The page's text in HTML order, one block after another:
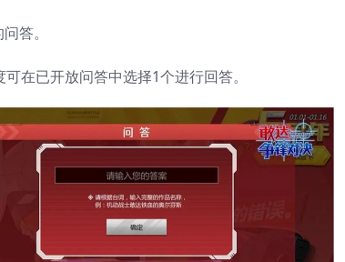
答。
在已开放问答中选择1个进行回答。